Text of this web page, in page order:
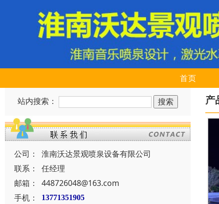
首页
站内搜索：
公司：
淮南沃达景观喷泉设备有限公司
联系：
任经理
邮箱：
448726048@163.com
手机：
13771351905
产